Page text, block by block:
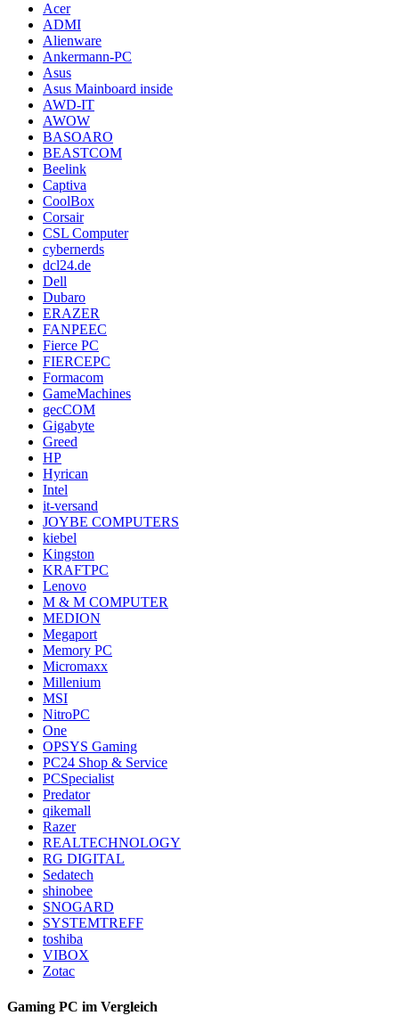
Acer
ADMI
Alienware
Ankermann-PC
Asus
Asus Mainboard inside
AWD-IT
AWOW
BASOARO
BEASTCOM
Beelink
Captiva
CoolBox
Corsair
CSL Computer
cybernerds
dcl24.de
Dell
Dubaro
ERAZER
FANPEEC
Fierce PC
FIERCEPC
Formacom
GameMachines
gecCOM
Gigabyte
Greed
HP
Hyrican
Intel
it-versand
JOYBE COMPUTERS
kiebel
Kingston
KRAFTPC
Lenovo
M & M COMPUTER
MEDION
Megaport
Memory PC
Micromaxx
Millenium
MSI
NitroPC
One
OPSYS Gaming
PC24 Shop & Service
PCSpecialist
Predator
qikemall
Razer
REALTECHNOLOGY
RG DIGITAL
Sedatech
shinobee
SNOGARD
SYSTEMTREFF
toshiba
VIBOX
Zotac
Gaming PC im Vergleich